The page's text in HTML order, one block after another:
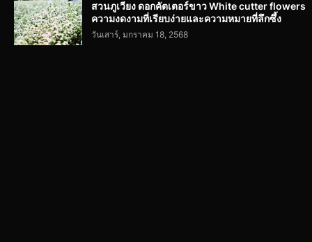
สวนภูเวียง ดอกคัตเตอร์ขาว White cutter flowers
ความงดงามที่เรียบง่ายและความหมายที่ลึกซึ้ง
วันเสาร์, มกราคม 18, 2568